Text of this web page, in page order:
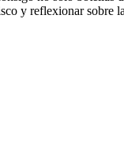
y reflexionar sobre